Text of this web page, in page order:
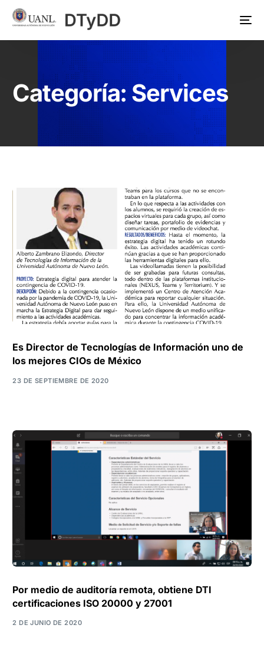
Categoría:Services
Es Director de Tecnologías de Información uno de
los mejores CIOs de México
23 DE SEPTIEMBRE DE 2020
Por medio de auditoría remota, obtiene DTI
certificaciones ISO 20000 y 27001
2 DE JUNIO DE 2020